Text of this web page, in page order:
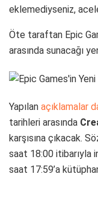
eklemediyseniz,
Öte taraftan Epic
arasında sunacağı
Yapılan açıklamalar
tarihleri arasında
karşısına çıkacak.
saat 18:00 itibarıyla
saat 17:59’a